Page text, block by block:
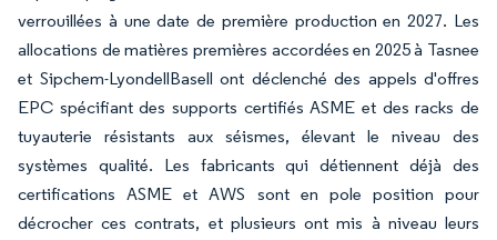
verrouillées à une date de première production en 2027. Les
allocations de matières premières accordées en 2025 à Tasnee
et Sipchem-LyondellBasell ont déclenché des appels d'offres
EPC spécifiant des supports certifiés ASME et des racks de
tuyauterie résistants aux séismes, élevant le niveau des
systèmes qualité. Les fabricants qui détiennent déjà des
certifications ASME et AWS sont en pole position pour
décrocher ces contrats, et plusieurs ont mis à niveau leurs